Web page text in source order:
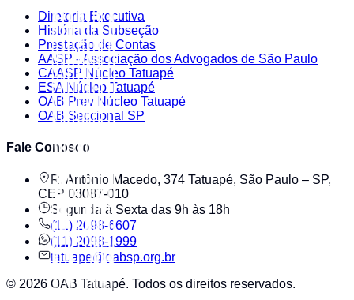
Diretoria Executiva
História da Subseção
Prestação de Contas
AASP - Associação dos Advogados de São Paulo
CAASP Núcleo Tatuapé
ESA Núcleo Tatuapé
OAB Prev Núcleo Tatuapé
OAB Seccional SP
Fale Conosco
R. Antônio Macedo, 374 Tatuapé, São Paulo – SP,
CEP 03087-010
Segunda à Sexta das 9h às 18h
(11) 2098-6607
(11) 2098-1999
tatuape@oabsp.org.br
© 2026 OAB Tatuapé. Todos os direitos reservados.